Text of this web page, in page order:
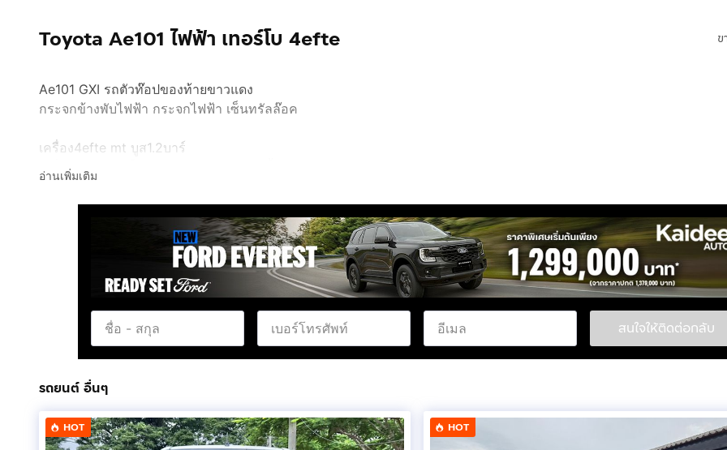
ข
Toyota Ae101 ไฟฟ้า เทอร์โบ 4efte
Ae101 GXI รถตัวท๊อปของท้ายขาวแดง
กระจกข้างพับไฟฟ้า กระจกไฟฟ้า เซ็นทรัลล๊อค
เครื่อง4efte mt บูส1.2บาร์
เครื่องEP82ชุดเซ็นเซอร์ ชุดไฟของEP91ทั้งหมด
เต็ดซิ่ง TRD
เทอร์โบTD04เขาเลส เวสเกตแยก
เรกกุเลท SARDแท้+ติ๊กเจโบ
สายหัวเทียนNGKแท้5เส้น
หัวฉีดเบิกใหม่ 380cc
ครัชทองแดง4แฉก+หวีสองชั้น
กล่องdatatecกล่องใหญ่
ช่วงล่าง
เบรคหน้าวิชจาน275 หลังดิสเลวิน หม้อลมชั้นครึ่ง
ล้อxxr 530 หน้า8หลัง8.25
อ่านเพิ่มเติม
สนใจให้ติดต่อกลับ
รถยนต์ อื่นๆ
HOT HOT